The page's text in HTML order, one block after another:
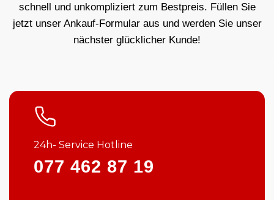
schnell und unkompliziert zum Bestpreis. Füllen Sie
jetzt unser Ankauf-Formular aus und werden Sie unser
nächster glücklicher Kunde!
24h- Service Hotline
077 462 87 19